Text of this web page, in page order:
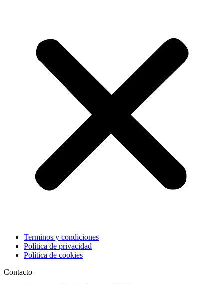
Terminos y condiciones
Política de privacidad
Política de cookies
Contacto